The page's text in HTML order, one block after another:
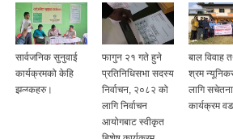
सार्वजनिक सुनुवाई
कार्यक्रमको केहि
झलकहरु।
फागुन २१ गते हुने
प्रतिनिधिसभा सदस्य
निर्वाचन, २०८२ को
लागि निर्वाचन
आयोगबाट स्वीकृत
बाल विवाह
श्रम
लागि
कार्यक्रम